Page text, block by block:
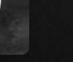
บมวลน้ำเหนือ ย้ำ
งหวะ ชวนแฟนๆ